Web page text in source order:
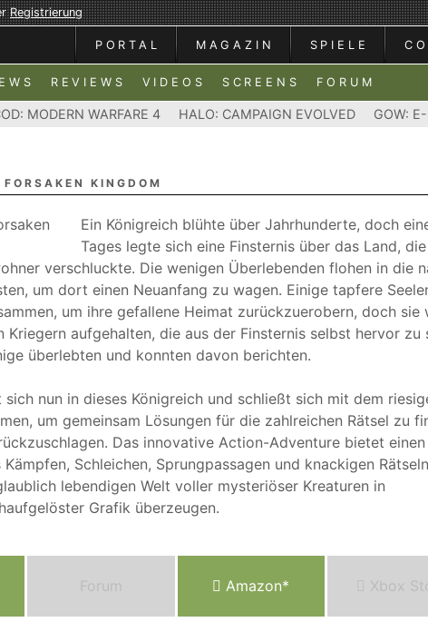
Registrierung
PORTAL MAGAZIN SPIELE
REVIEWS VIDEOS SCREENS FORUM
MODERN WARFARE 4 HALO: CAMPAIGN EVOLVED GOW:
KINGDOM
Ein Königreich blühte über Jahrhunderte, doch
Tages legte sich eine Finsternis über das Land,
verschluckte. Die wenigen Überlebenden flohen in die
um dort einen Neuanfang zu wagen. Einige tapfere
um ihre gefallene Heimat zurückzuerobern, doch sie
Kriegern aufgehalten, die aus der Finsternis selbst hervor zu
überlebten und konnten davon berichten.
nun in dieses Königreich und schließt sich mit dem
um gemeinsam Lösungen für die zahlreichen Rätsel zu
Das innovative Action-Adventure bietet einen
Schleichen, Sprungpassagen und knackigen
lebendigen Welt voller mysteriöser Kreaturen in
Grafik überzeugen.
Forum Amazon* Xbox